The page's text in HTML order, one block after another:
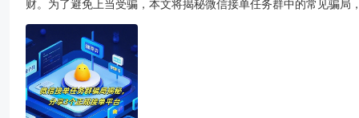
财。为了避免上当受骗，本文将揭秘微信接单任务群中的常见骗局